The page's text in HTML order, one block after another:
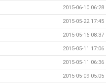
2015-06-10 06:28
2015-05-22 17:45
2015-05-16 08:37
2015-05-11 17:06
2015-05-11 06:36
2015-05-09 05:05